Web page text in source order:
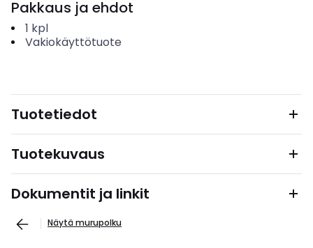
Pakkaus ja ehdot
1 kpl
Vakiokäyttötuote
Tuotetiedot
Tuotekuvaus
Dokumentit ja linkit
Näytä murupolku